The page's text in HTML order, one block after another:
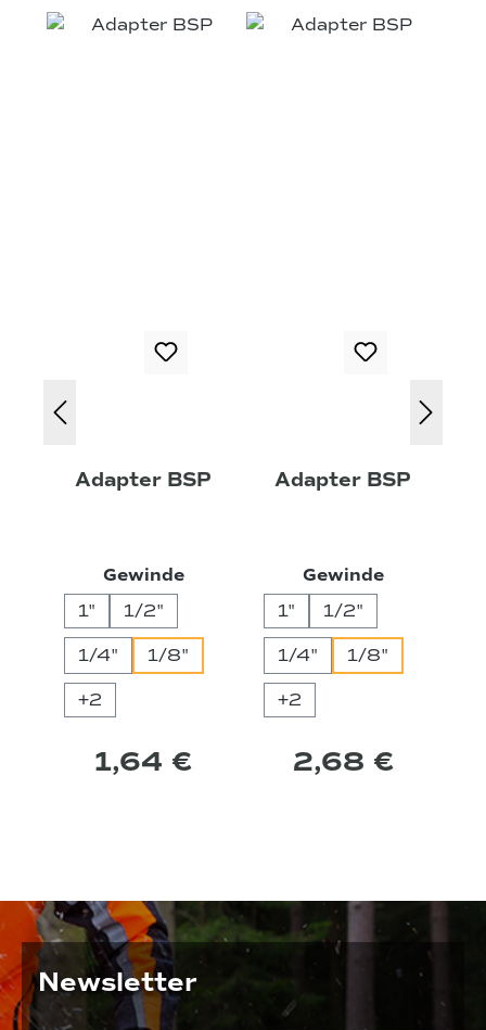
Adapter BSP
Gewindeauswählen
1"
1/2"
1/4" 1/8"
+2
1,64 €
Adapter BSP
Gewinde
1"
1/2"
1/4" 1/8"
+2
2,68 €
Newsletter